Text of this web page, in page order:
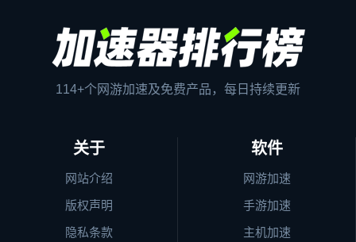
114+个网游加速及免费产品，每日持续更新
关于
网站介绍
版权声明
隐私条款
软件
网游加速
手游加速
主机加速